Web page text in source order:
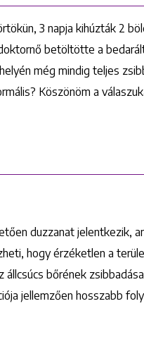
3 napja kihúzták 2
betöltötte a
még mindig teljes
Köszönöm a
duzzanat jelentkezik,
hogy érzéketlen a
állcsúcs bőrének
jellemzően hosszabb